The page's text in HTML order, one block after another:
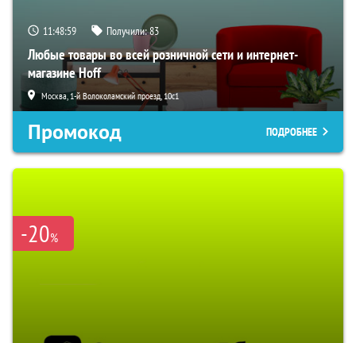
11:48:58 Получили:83
Любые товары во всей розничной сети и интернет-
магазине Hoff
Москва, 1-й Волоколамский проезд, 10с1
Промокод ПОДРОБНЕЕ
-20%